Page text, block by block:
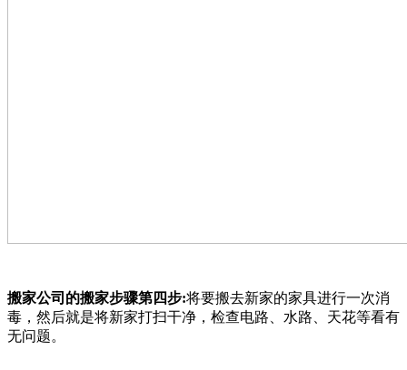
搬家公司的搬家步骤第四步:将要搬去新家的家具进行一次消
毒，然后就是将新家打扫干净，检查电路、水路、天花等看有
无问题。